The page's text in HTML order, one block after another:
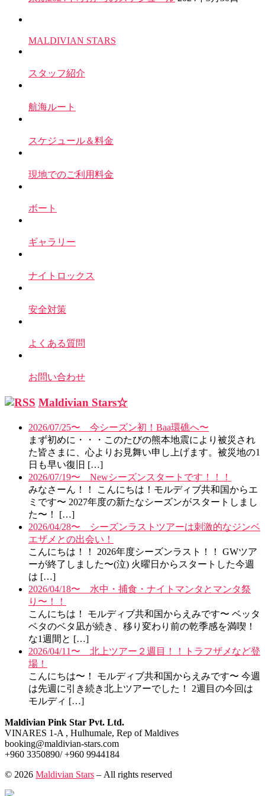
MALDIVIAN STARS
スタッフ紹介
航海ルート
スケジュール＆料金
現地でのご利用料金
ボート
ギャラリー
ナイトロックス
安全対策
よくある質問
お問い合わせ
Maldivian Stars☆
2026/07/25〜 今シーズン初！Baa環礁へ〜
まず初めに・・・このたびの熊本地震により被災され
た皆さまに、心よりお見舞い申し上げます。被災地の1
日も早い復旧 […]
2026/07/19〜 Newシーズンスタートです！！！
みなさーん！！ こんにちは！モルディブ共和国からエ
ミです〜 2027年度の新たなシーズンがスタートしまし
た〜！ […]
2026/04/28〜 シーズンラストツアーは刺激的なジンベ
エザメとの出会い！
こんにちは！！ 2026年度シーズンラスト！！ GWツア
ーが終了しました〜(泣) 火曜日からスタートした今週
は […]
2026/04/18〜 水中・捕食・ナイトマンタとマンタ祭
り〜！！
こんにちは！ モルディブ共和国からえみです〜 ベッタ
ベタのベタ凪が続き、移り変わり前の乾季感を満喫！
な1週間と […]
2026/04/11〜 北上ツアー２週目！！トラフザメなど登
場！
こんにちは〜！ モルディブ共和国からえみです〜 今週
は先週に引き続き北上ツアーでした！ 2週目の今回は
モルディ […]
Maldivian Pink Star Pvt. Ltd.
VINARES 1-A , Hulhumale, Rep of Maldives
booking@maldivian-stars.com
+960 3350890/ +960 9944184
© 2026 Maldivian Stars – All rights reserved